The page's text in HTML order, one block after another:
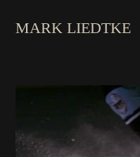
MARK LIEDTKE